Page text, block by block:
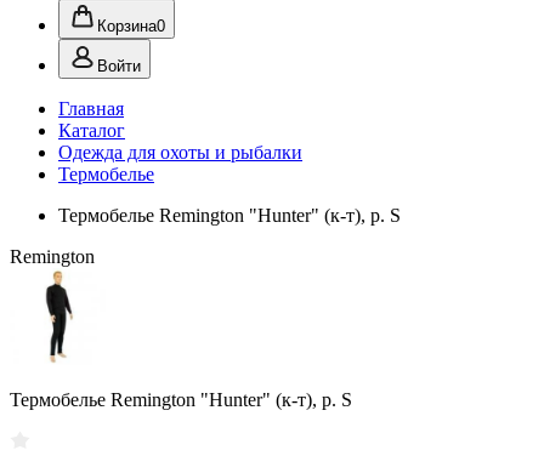
Корзина0
Войти
Главная
Каталог
Одежда для охоты и рыбалки
Термобелье
Термобелье Remington "Hunter" (к-т), р. S
Remington
Термобелье Remington "Hunter" (к-т), р. S